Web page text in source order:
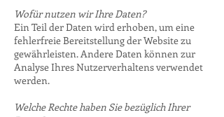
Wofür nutzen wir Ihre Daten?
Ein Teil der Daten wird erhoben, um eine
fehlerfreie Bereitstellung der Website zu
gewährleisten. Andere Daten können zur
Analyse Ihres Nutzerverhaltens verwendet
werden.
Welche Rechte haben Sie bezüglich Ihrer